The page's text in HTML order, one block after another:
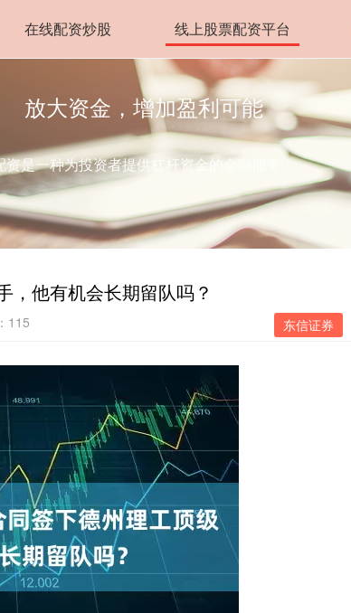
在线配资炒股 线上股票配资平台
放大资金，增加盈利可能
资是一种为投资者提供杠杆资金的金融服务！
，他有机会长期留队吗？
东信证券
115